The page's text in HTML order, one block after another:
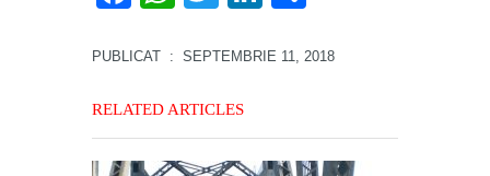
PUBLICAT : SEPTEMBRIE 11, 2018
RELATED ARTICLES